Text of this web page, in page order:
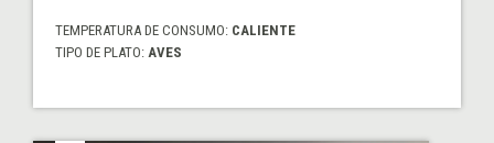
TEMPERATURA DE CONSUMO: CALIENTE
TIPO DE PLATO: AVES